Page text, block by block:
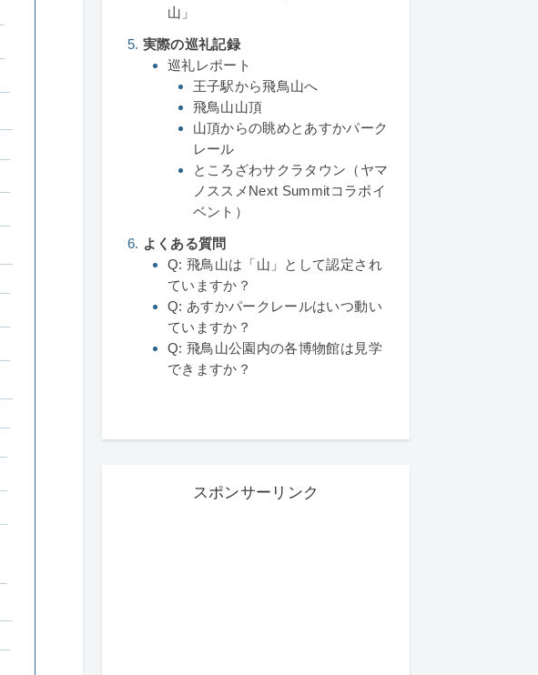
山」
実際の巡礼記録
巡礼レポート
王子駅から飛鳥山へ
飛鳥山山頂
山頂からの眺めとあすかパーク
レール
ところざわサクラタウン（ヤマ
ノススメNext Summitコラボイ
ベント）
よくある質問
Q: 飛鳥山は「山」として認定され
ていますか？
Q: あすかパークレールはいつ動い
ていますか？
Q: 飛鳥山公園内の各博物館は見学
できますか？
スポンサーリンク